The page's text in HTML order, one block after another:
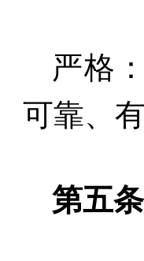
严格
可靠、有
第五